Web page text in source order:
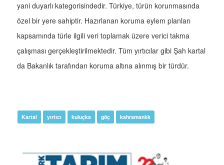
yani duyarlı kategorisindedir. Türkiye, türün korunmasında
özel bir yere sahiptir. Hazırlanan koruma eylem planları
kapsamında türle ilgili veri toplamak üzere verici takma
çalışması gerçekleştirilmektedir. Tüm yırtıcılar gibi Şah kartal
da Bakanlık tarafından koruma altına alınmış bir türdür.
Kartal yırtıcı kuluçka göç kahramanlık